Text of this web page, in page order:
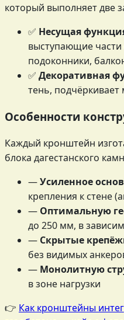
который выполняет две
✅ Несущая
выступающие
подоконники,
✅ Декоративная
тень,
Особенности
Каждый кронштейн
блока дагестанского
—Усиленное
крепления к стене
— Оптимальную
до 250 мм, в
— Скрытые
без видимых
— Монолитную
в зоне нагрузки
👉 Как кронштейны